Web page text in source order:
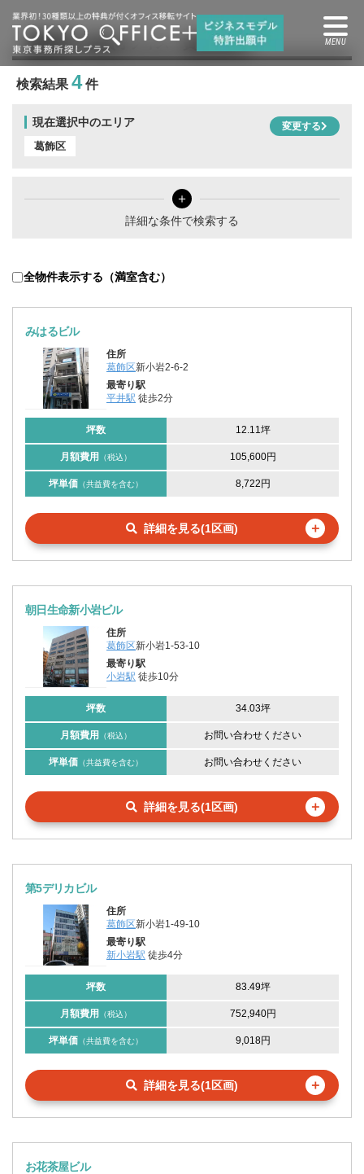
葛飾区の賃貸オフィス・賃貸事務所
検索結果 4件
現在選択中のエリア
葛飾区
変更する
＋
詳細な条件で検索する
全物件表示する（満室含む）
みはるビル
住所
葛飾区新小岩2-6-2
最寄り駅
平井駅 徒歩2分
坪数 12.11坪
月額費用 （税込） 105,600円
坪単価 （共益費を含む） 8,722円
詳細を見る(1区画) ＋
朝日生命新小岩ビル
住所
葛飾区新小岩1-53-10
最寄り駅
小岩駅 徒歩10分
坪数 34.03坪
月額費用 （税込） お問い合わせください
坪単価 （共益費を含む） お問い合わせください
詳細を見る(1区画) ＋
第5デリカビル
住所
葛飾区新小岩1-49-10
最寄り駅
新小岩駅 徒歩4分
坪数 83.49坪
月額費用 （税込） 752,940円
坪単価 （共益費を含む） 9,018円
詳細を見る(1区画) ＋
お花茶屋ビル